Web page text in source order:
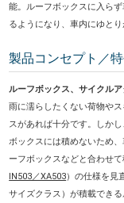
能。ルーフボックスに入ら
るようになり、車内にゆと
製品コンセプト／
ルーフボックス、サイクル
雨に濡らしたくない荷物や
スがあれば十分です。しか
ボックスには積めないため
ーフボックスなどと合わせ
IN503／XA503）の仕様を見
サイズクラス）が積載でき